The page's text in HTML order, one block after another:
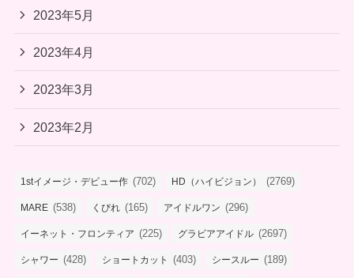
2023年5月
2023年4月
2023年3月
2023年2月
1stイメージ・デビュー作 (702) HD（ハイビジョン） (2769)
MARE (538) くびれ (165) アイドルワン (296)
イーネット・フロンティア (225) グラビアアイドル (2697)
シャワー (428) ショートカット (403) シースルー (189)